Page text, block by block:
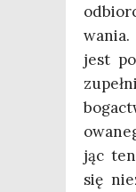
jest
jąc
się